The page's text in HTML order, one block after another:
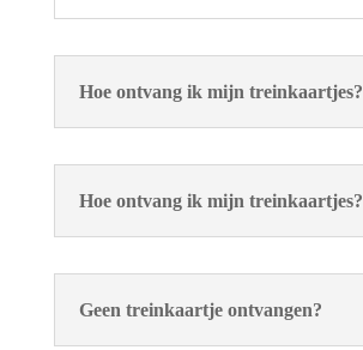
Hoe ontvang ik mijn treinkaartjes?
Hoe ontvang ik mijn treinkaartjes?
Geen treinkaartje ontvangen?